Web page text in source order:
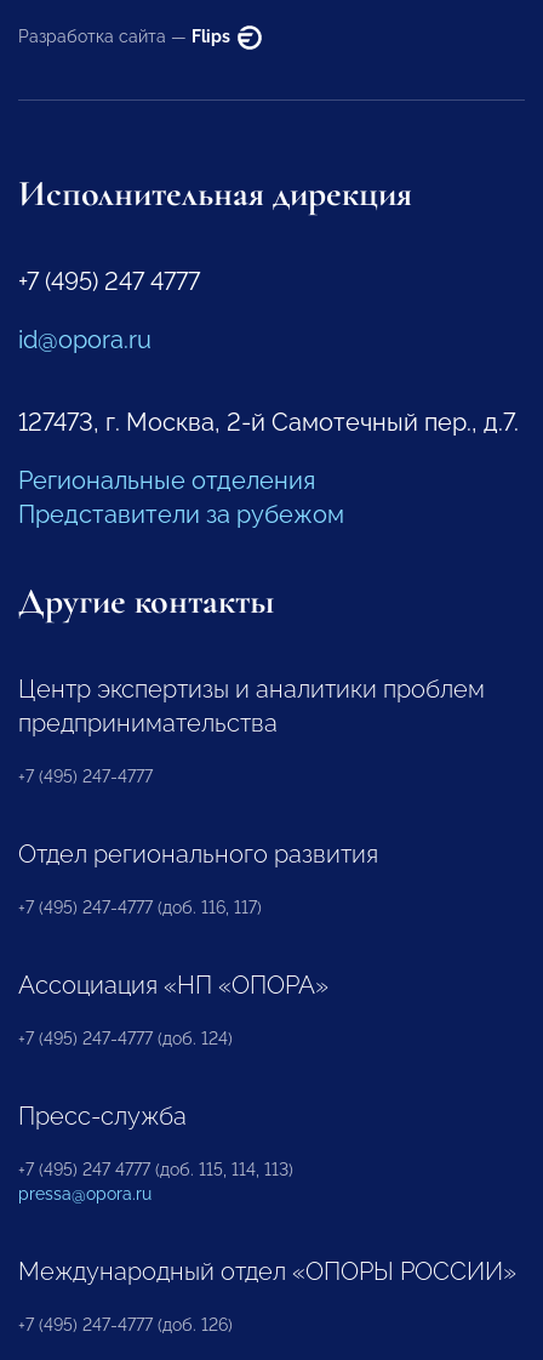
Разработка сайта — Flips
Исполнительная дирекция
+7 (495) 247 4777
id@opora.ru
127473, г. Москва, 2-й Самотечный пер., д.7.
Региональные отделения
Представители за рубежом
Другие контакты
Центр экспертизы и аналитики проблем
предпринимательства
+7 (495) 247-4777
Отдел регионального развития
+7 (495) 247-4777 (доб. 116, 117)
Ассоциация «НП «ОПОРА»
+7 (495) 247-4777 (доб. 124)
Пресс-служба
+7 (495) 247 4777 (доб. 115, 114, 113)
pressa@opora.ru
Международный отдел «ОПОРЫ РОССИИ»
+7 (495) 247-4777 (доб. 126)